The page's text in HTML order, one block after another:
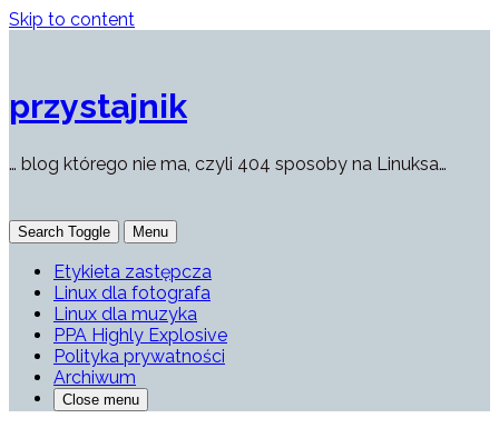
Skip to content
przystajnik
… blog którego nie ma, czyli 404 sposoby na Linuksa…
Search Toggle Menu
Etykieta zastępcza
Linux dla fotografa
Linux dla muzyka
PPA Highly Explosive
Polityka prywatności
Archiwum
Close menu